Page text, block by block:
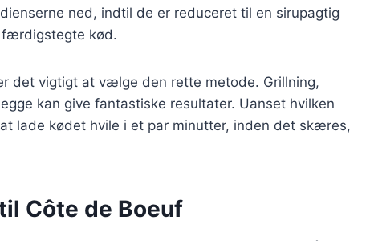
ned, indtil de er reduceret til en sirupagtig
kød.
det vigtigt at vælge den rette metode. Grillning,
kan give fantastiske resultater. Uanset hvilken
lade kødet hvile i et par minutter, inden det skæres,
Côte de Boeuf